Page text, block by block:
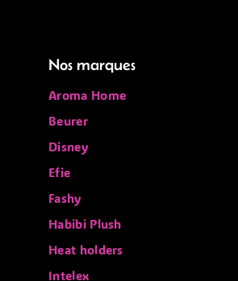
Nos marques
Aroma Home
Beurer
Disney
Efie
Fashy
Habibi Plush
Heat holders
Intelex